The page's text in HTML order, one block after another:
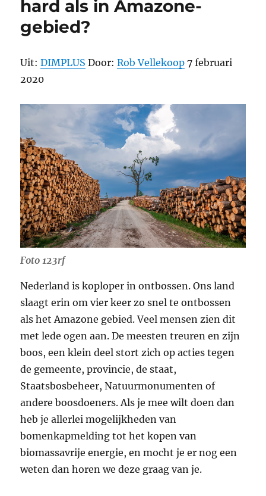
hard als in Amazone-
gebied?
Uit:DIMPLUS Door:Rob Vellekoop 7 februari
2020
Foto 123rf
Nederland is koploper in ontbossen. Ons land
slaagt erin om vier keer zo snel te ontbossen
als het Amazone gebied. Veel mensen zien dit
met lede ogen aan. De meesten treuren en zijn
boos, een klein deel stort zich op acties tegen
de gemeente, provincie, de staat,
Staatsbosbeheer, Natuurmonumenten of
andere boosdoeners. Als je mee wilt doen dan
heb je allerlei mogelijkheden van
bomenkapmelding tot het kopen van
biomassavrije energie, en mocht je er nog een
weten dan horen we deze graag van je.